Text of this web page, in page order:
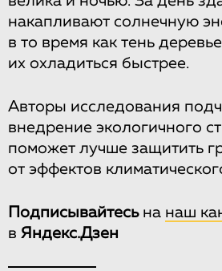
накапливают солнечную
в то время как тень
их охладиться быстрее.
Авторы исследования
внедрение экологичного
поможет лучше защитить
от эффектов
Подписывайтесьна наш
в Яндекс.Дзен